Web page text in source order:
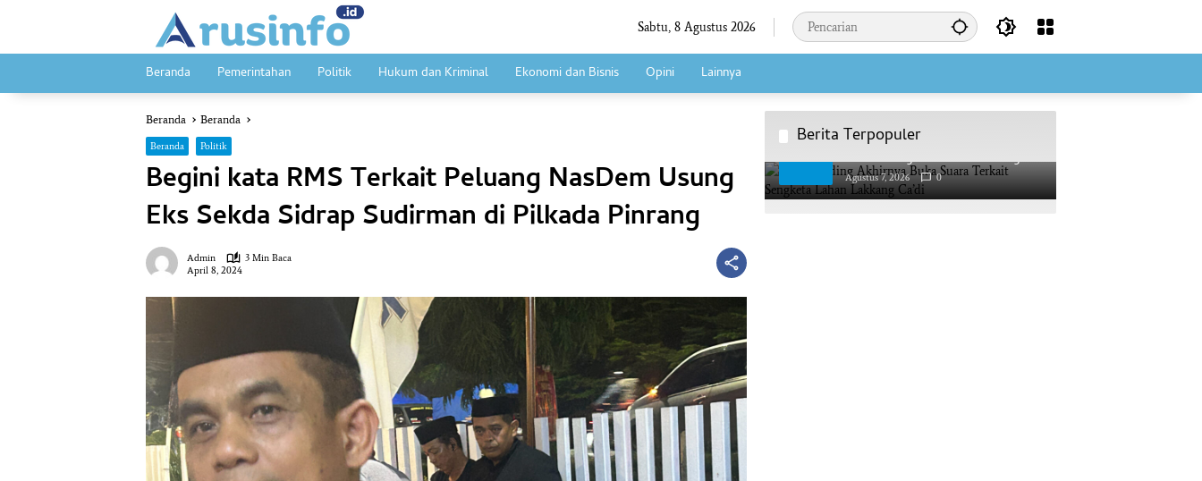
Sabtu, 8 Agustus 2026
Beranda Pemerintahan Politik Hukum dan Kriminal Ekonomi dan Bisnis Opini Lainnya
Beranda Beranda
Beranda Politik
Begini kata RMS Terkait Peluang NasDem Usung
Eks Sekda Sidrap Sudirman di Pilkada Pinrang
Admin
3 Min Baca
April 8, 2024
Berita Terpopuler
1
AAS Building Akhirnya Buka Suara
Terkait Sengketa Lahan Lakkang
Ca’di
Agustus 7, 2026 0